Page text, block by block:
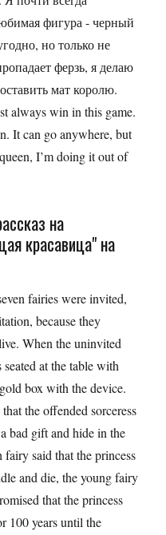
фигура - черный
но только не
ферзь, я делаю
мат королю.
always win in this game.
It can go anywhere, but
I’m doing it out of
на
красавица" на
fairies were invited,
because they
When the uninvited
seated at the table with
box with the device.
the offended sorceress
bad gift and hide in the
fairy said that the princess
and die, the young fairy
that the princess
100 years until the